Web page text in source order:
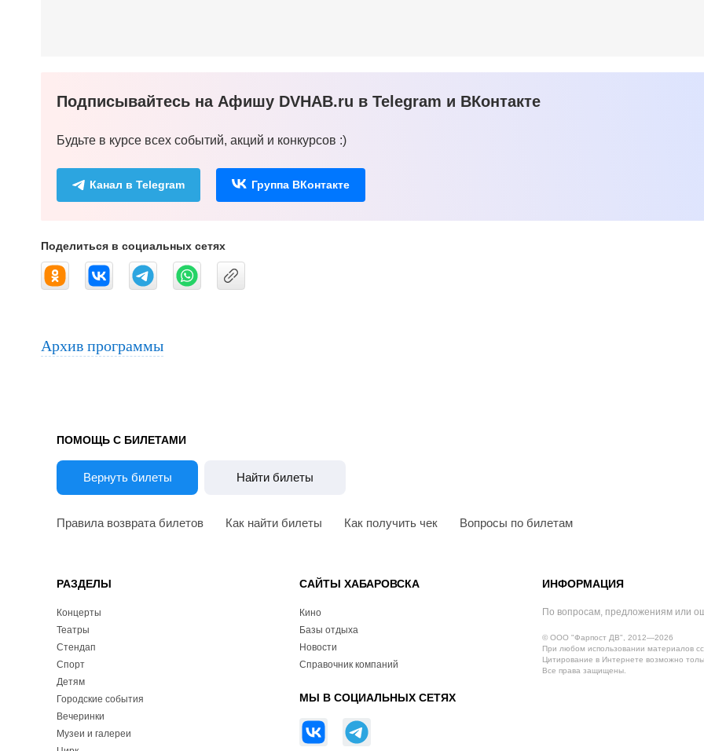
Подписывайтесь на Афишу DVHAB.ru в Telegram и ВКонтакте
Будьте в курсе всех событий, акций и конкурсов :)
Канал в Telegram Группа ВКонтакте
Поделиться в социальных сетях
Архив программы
ПОМОЩЬ С БИЛЕТАМИ
Вернуть билеты Найти билеты
Правила возврата билетов Как найти билеты Как получить чек Вопросы по билетам
РАЗДЕЛЫ
Концерты
Театры
Стендап
Спорт
Детям
Городские события
Вечеринки
Музеи и галереи
САЙТЫ ХАБАРОВСКА
Кино
Базы отдыха
Новости
Справочник компаний
МЫ В СОЦИАЛЬНЫХ СЕТЯХ
ИНФОРМАЦИЯ
По вопросам, предложениям или
© ООО "Фарпост ДВ", 2012—2026
При любом использовании материалов
Цитирование в Интернете возможно
Все права защищены.